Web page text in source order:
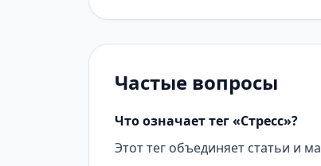
Частые вопросы
Что означает тег «Стресс»?
Этот тег объединяет статьи и